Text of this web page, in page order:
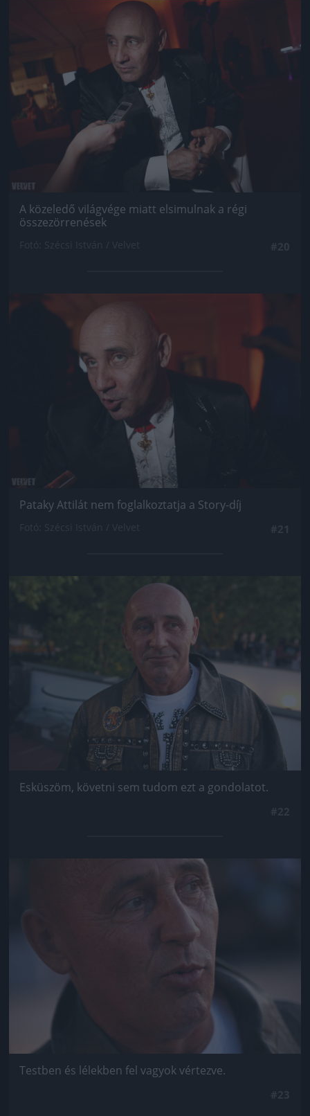
Jön még kép!
A közeledő világvége miatt elsimulnak a régi
összezörrenések
Jön még kép!
Pataky Attilát nem foglalkoztatja a Story-díj
Jön még kép!
Esküszöm, követni sem tudom ezt a gondolatot.
Jön még kép!
Testben és lélekben fel vagyok vértezve.